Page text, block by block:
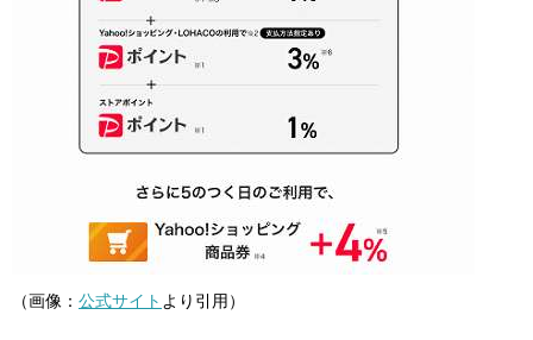
（画像： 公式サイト より引用）